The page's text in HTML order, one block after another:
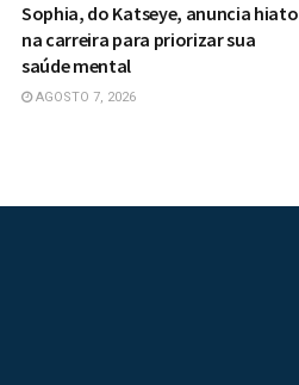
Sophia, do Katseye, anuncia hiato
na carreira para priorizar sua
saúde mental
AGOSTO 7, 2026